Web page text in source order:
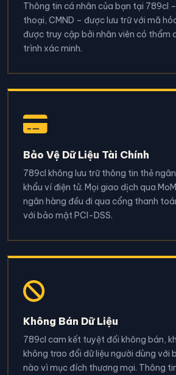
Thông tin cá nhân của bạn tại 789cl
thoại, CMND – được lưu trữ với mã
được truy cập bởi nhân viên có thẩm
trình xác minh.
Bảo Vệ Dữ Liệu Tài Chính
789cl không lưu trữ thông tin thẻ
khẩu ví điện tử. Mọi giao dịch qua
ngân hàng đều đi qua cổng thanh
với bảo mật PCI-DSS.
Không Bán Dữ Liệu
789cl cam kết tuyệt đối không bán,
không trao đổi dữ liệu người dùng với
nào vì mục đích thương mại. Thông